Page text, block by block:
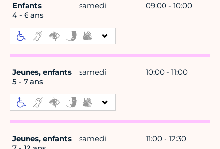
Enfants
4 - 6 ans
samedi 09:00 - 10:00
Jeunes, enfants
5 - 7 ans
samedi 10:00 - 11:00
Jeunes, enfants
samedi 11:00 - 12:30